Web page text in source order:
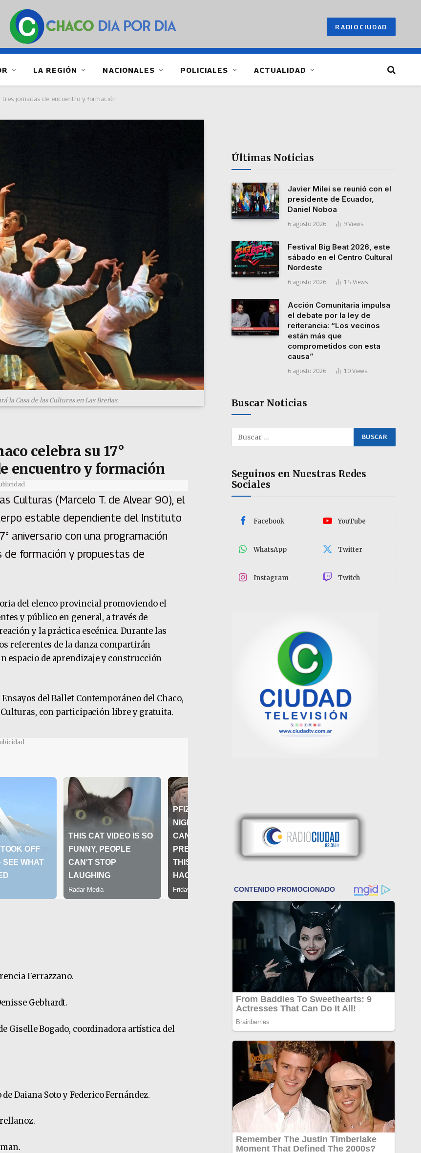
RADIOCIUDAD
LA REGIÓN NACIONALES POLICIALES ACTUALIDAD
tres jornadas de encuentro y formación
celebra su 17°
encuentro y formación
la Casa de las Culturas en Las Breñas.
Culturas (Marcelo T. de Alvear 90), el
estable dependiente del Instituto
aniversario con una programación
de formación y propuestas de
del elenco provincial promoviendo el
y público en general, a través de
y la práctica escénica. Durante las
referentes de la danza compartirán
espacio de aprendizaje y construcción
del Ballet Contemporáneo del Chaco,
Culturas, con participación libre y gratuita.
Ferrazzano.
Gebhardt.
Giselle Bogado, coordinadora artística del
Daiana Soto y Federico Fernández.
Últimas Noticias
Javier Milei se reunió con el
presidente de Ecuador,
Daniel Noboa
6 agosto 2026 9 Views
Festival Big Beat 2026, este
sábado en el Centro Cultural
Nordeste
6 agosto 2026 15 Views
Acción Comunitaria impulsa
el debate por la ley de
reiterancia: “Los vecinos
están más que
comprometidos con esta
causa”
6 agosto 2026 10 Views
Buscar Noticias
Seguinos en Nuestras Redes
Sociales
Facebook YouTube
WhatsApp Twitter
Instagram Twitch